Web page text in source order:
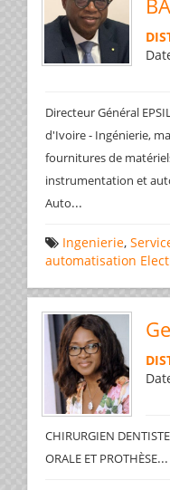
Directeur Général
d'Ivoire - Ingénierie,
fournitures de
instrumentation et
Auto...
Ingenierie,
automatisation
CHIRURGIEN
ORALE ET PROTHÈSE...